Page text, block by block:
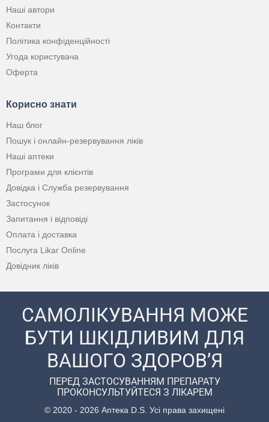
Наші автори
Контакти
Політика конфіденційності
Угода користувача
Оферта
Корисно знати
Наш блог
Пошук і онлайн-резервування ліків
Наші аптеки
Програми для клієнтів
Довідка і Служба резервування
Застосунок
Запитання і відповіді
Оплата і доставка
Послуга Likar Online
Довідник ліків
САМОЛІКУВАННЯ МОЖЕ
БУТИ ШКІДЛИВИМ ДЛЯ
ВАШОГО ЗДОРОВ’Я
ПЕРЕД ЗАСТОСУВАННЯМ ПРЕПАРАТУ
ПРОКОНСУЛЬТУЙТЕСЯ З ЛІКАРЕМ
© 2020 - 2026 Аптека D.S. Усі права захищені